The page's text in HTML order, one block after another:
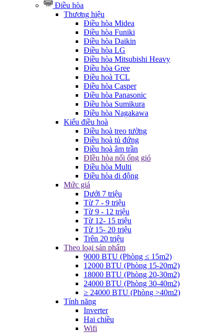
Điều hòa
Thương hiệu
Điều hòa Midea
Điều hòa Funiki
Điều hòa Daikin
Điều hòa LG
Điều hòa Mitsubishi Heavy
Điều hòa Gree
Điều hoà TCL
Điều hòa Casper
Điều hòa Panasonic
Điều hòa Sumikura
Điều hòa Nagakawa
Kiểu điều hoà
Điều hoà treo tường
Điều hoà tủ đứng
Điều hoà âm trần
ĐIều hòa nối ống gió
Điều hòa Multi
Điều hòa di động
Mức giá
Dưới 7 triệu
Từ 7 - 9 triệu
Từ 9 - 12 triệu
Từ 12- 15 triệu
Từ 15- 20 triệu
Trên 20 triệu
Theo loại sản phẩm
9000 BTU (Phòng ≤ 15m2)
12000 BTU (Phòng 15-20m2)
18000 BTU (Phòng 20-30m2)
24000 BTU (Phòng 30-40m2)
≥ 24000 BTU (Phòng >40m2)
Tính năng
Inverter
Hai chiều
Wifi